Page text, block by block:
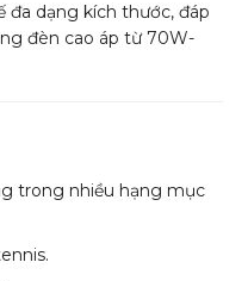
đa dạng kích thước, đáp
đèn cao áp từ 70W-
trong nhiều hạng mục